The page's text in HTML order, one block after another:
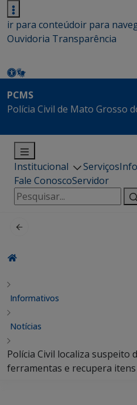
ir para conteúdoir para
Ouvidoria Transparência
PCMS
Polícia Civil de Mato Grosso
Institucional Serviços
Fale ConoscoServidor
Pesquisar
por:
Informativos
Notícias
Polícia Civil localiza suspeito
ferramentas e recupera